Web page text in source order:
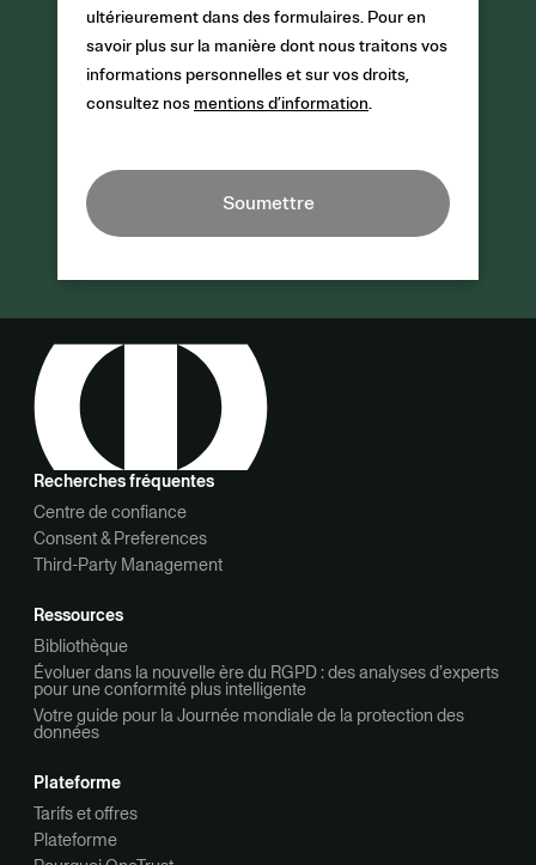
ultérieurement dans des formulaires. Pour en
savoir plus sur la manière dont nous traitons vos
informations personnelles et sur vos droits,
consultez nos mentions d’information.
Soumettre
Recherches fréquentes
Centre de confiance
Consent & Preferences
Third-Party Management
Ressources
Bibliothèque
Évoluer dans la nouvelle ère du RGPD : des analyses d’experts
pour une conformité plus intelligente
Votre guide pour la Journée mondiale de la protection des
données
Plateforme
Tarifs et offres
Plateforme